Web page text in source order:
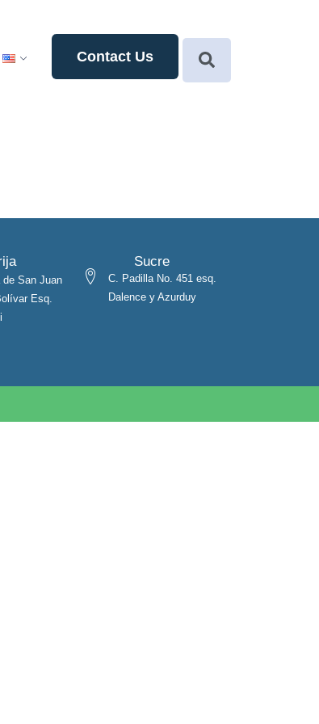
Contact Us
de San Juan
Esq.
Sucre
C. Padilla No. 451 esq.
Dalence y Azurduy